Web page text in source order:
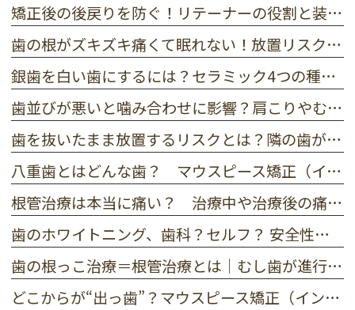
矯正後の後戻りを防ぐ！リテーナーの役割と装着を続けるコツ
歯の根がズキズキ痛くて眠れない！放置リスクと今すぐ試せる応急処置
銀歯を白い歯にするには？セラミック4つの種類と特徴を歯科医師が解説
歯並びが悪いと噛み合わせに影響？肩こりやむし歯を招く3つの理由
歯を抜いたまま放置するリスクとは？隣の歯が倒れる前にすべき事
八重歯とはどんな歯？ マウスピース矯正（インビザライン）で八重歯は治るの？
根管治療は本当に痛い？ 治療中や治療後の痛みの原因
歯のホワイトニング、歯科？セルフ？ 安全性と後悔しない選び方とは
歯の根っこ治療＝根管治療とは｜むし歯が進行したときの治療法
どこからが“出っ歯”？マウスピース矯正（インビザライン）でも治せるの？